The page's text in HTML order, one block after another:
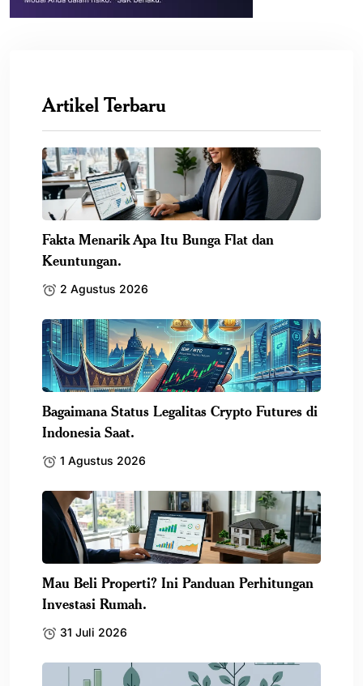
Artikel Terbaru
Fakta Menarik Apa Itu Bunga Flat dan
Keuntungan.
2 Agustus 2026
Bagaimana Status Legalitas Crypto Futures di
Indonesia Saat.
1 Agustus 2026
Mau Beli Properti? Ini Panduan Perhitungan
Investasi Rumah.
31 Juli 2026